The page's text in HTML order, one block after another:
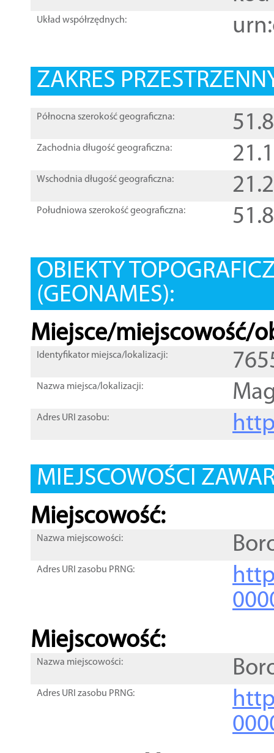
Układ współrzędnych:
ZAKRES
Północna szerokość geograficzna:
Zachodnia długość geograficzna:
Wschodnia długość geograficzna:
Południowa szerokość geograficzna:
OBIEKTY
(GEONAMES):
Miejsce/miejscowość/
Identyfikator miejsca/lokalizacji:
Nazwa miejsca/lokalizacji:
Adres URI zasobu:
MIEJSCOWOŚCI
Miejscowość:
Nazwa miejscowości:
Adres URI zasobu PRNG:
Miejscowość:
Nazwa miejscowości:
Adres URI zasobu PRNG: